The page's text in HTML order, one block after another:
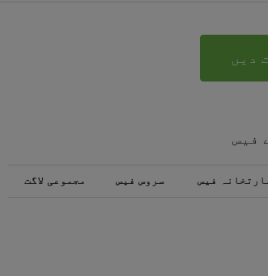
دیں
فیس
فیس سروس فیس مجموعی لاگت